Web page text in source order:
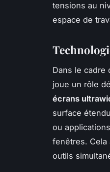
tensions au
espace de
Dans le cadre
joue un rôle
écrans
surface
ou
fenêtres. Cela
outils